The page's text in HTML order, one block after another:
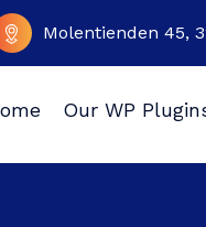
Molentienden 45,
Our WP